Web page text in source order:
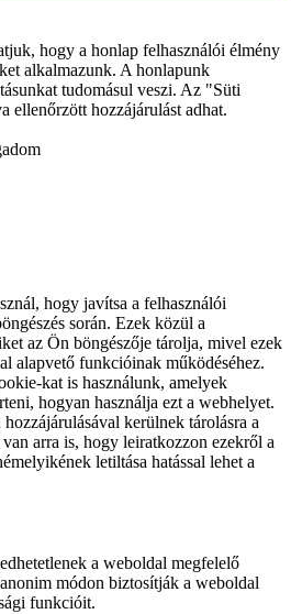
hogy a honlap felhasználói élmény
alkalmazunk. A honlapunk
tudomásul veszi. Az "Süti
ellenőrzött hozzájárulást adhat.
hogy javítsa a felhasználói
során. Ezek közül a
az Ön böngészője tárolja, mivel ezek
alapvető funkcióinak működéséhez.
kat is használunk, amelyek
hogyan használja ezt a webhelyet.
kerülnek tárolásra a
arra is, hogy leiratkozzon ezekről a
letiltása hatással lehet a
a weboldal megfelelő
módon biztosítják a weboldal
funkcióit.